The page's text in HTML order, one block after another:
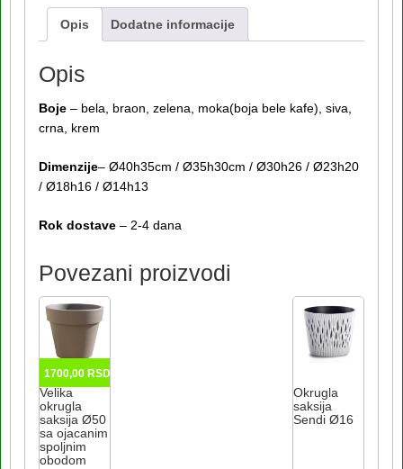
Opis Dodatne informacije
Opis
Boje – bela, braon, zelena, moka(boja bele kafe), siva,
crna, krem
Dimenzije– Ø40h35cm / Ø35h30cm / Ø30h26 / Ø23h20
/ Ø18h16 / Ø14h13
Rok dostave – 2-4 dana
Povezani proizvodi
Velika
okrugla
saksija Ø50
sa ojacanim
spoljnim
obodom
1700,00 RSD
Okrugla
saksija
Sendi Ø16